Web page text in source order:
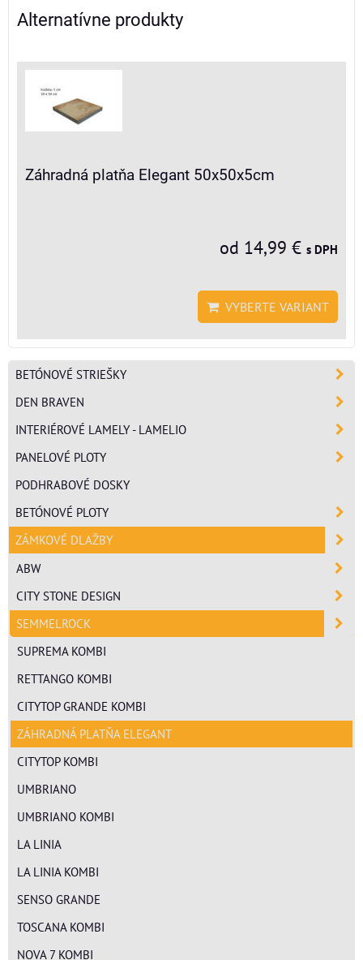
Alternatívne produkty
Záhradná platňa Elegant 50x50x5cm
od 14,99 € s DPH
VYBERTE VARIANT
BETÓNOVÉ STRIEŠKY
DEN BRAVEN
INTERIÉROVÉ LAMELY - LAMELIO
PANELOVÉ PLOTY
PODHRABOVÉ DOSKY
BETÓNOVÉ PLOTY
ZÁMKOVÉ DLAŽBY
ABW
CITY STONE DESIGN
SEMMELROCK
SUPREMA KOMBI
RETTANGO KOMBI
CITYTOP GRANDE KOMBI
ZÁHRADNÁ PLATŇA ELEGANT
CITYTOP KOMBI
UMBRIANO
UMBRIANO KOMBI
LA LINIA
LA LINIA KOMBI
SENSO GRANDE
TOSCANA KOMBI
NOVA 7 KOMBI